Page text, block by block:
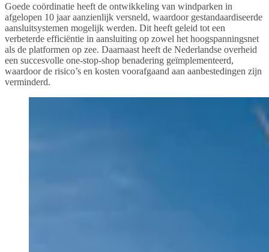
Goede coördinatie heeft de ontwikkeling van windparken in
afgelopen 10 jaar aanzienlijk versneld, waardoor gestandaardiseerde
aansluitsystemen mogelijk werden. Dit heeft geleid tot een
verbeterde efficiëntie in aansluiting op zowel het hoogspanningsnet
als de platformen op zee. Daarnaast heeft de Nederlandse overheid
een succesvolle one-stop-shop benadering geïmplementeerd,
waardoor de risico’s en kosten voorafgaand aan aanbestedingen zijn
verminderd.